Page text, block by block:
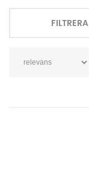
FILTRERA